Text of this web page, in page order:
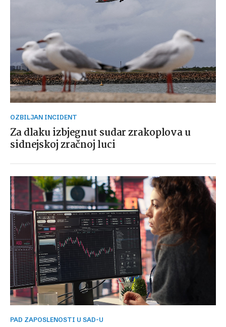
OZBILJAN INCIDENT
Za dlaku izbjegnut sudar zrakoplova u
sidnejskoj zračnoj luci
PAD ZAPOSLENOSTI U SAD-U